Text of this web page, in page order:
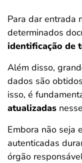
Para dar entrada
determinados
identificação de
Além disso,
dados são
isso, é
atualizadas
Embora não seja
autenticadas
órgão